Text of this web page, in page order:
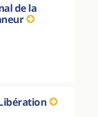
de la